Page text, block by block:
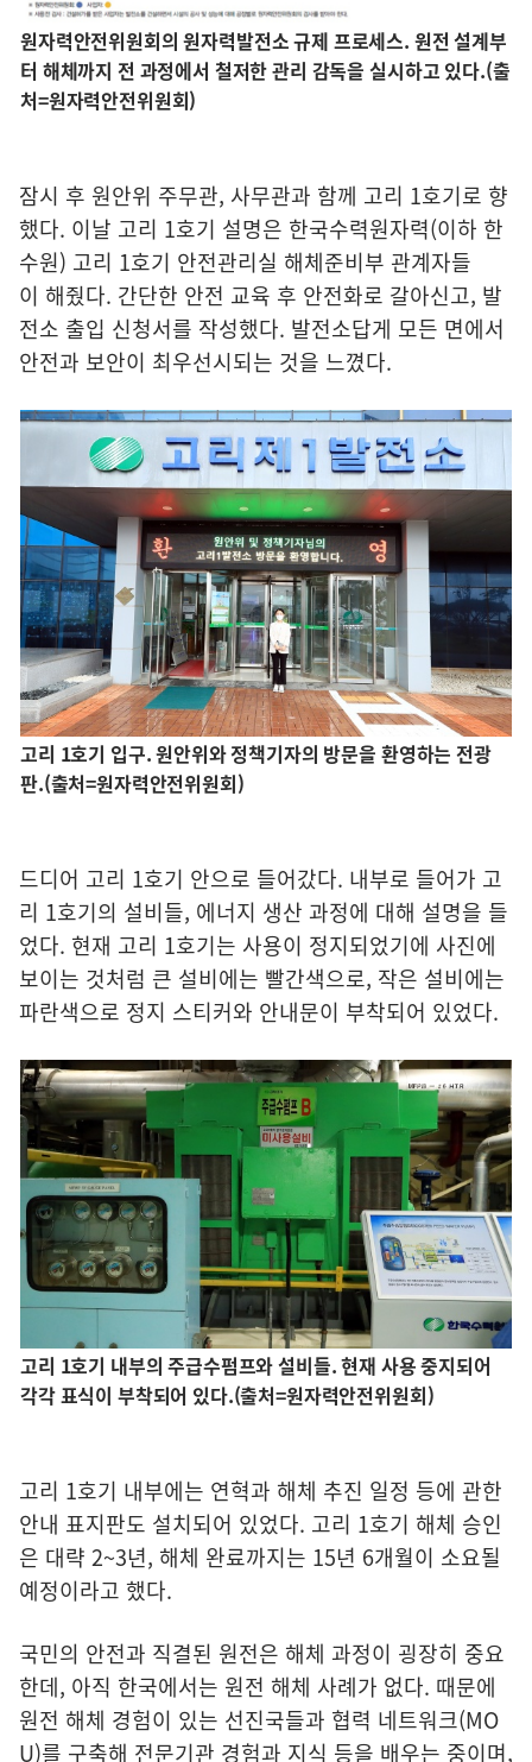
원자력안전위원회의 원자력발전소 규제 프로세스. 원전 설계부
터 해체까지 전 과정에서 철저한 관리 감독을 실시하고 있다.(출
처=원자력안전위원회)
잠시 후 원안위 주무관, 사무관과 함께 고리 1호기로 향
했다. 이날 고리 1호기 설명은 한국수력원자력(이하 한
수원) 고리 1호기 안전관리실 해체준비부 관계자들
이 해줬다. 간단한 안전 교육 후 안전화로 갈아신고, 발
전소 출입 신청서를 작성했다. 발전소답게 모든 면에서
안전과 보안이 최우선시되는 것을 느꼈다.
고리 1호기 입구. 원안위와 정책기자의 방문을 환영하는 전광
판.(출처=원자력안전위원회)
드디어 고리 1호기 안으로 들어갔다. 내부로 들어가 고
리 1호기의 설비들, 에너지 생산 과정에 대해 설명을 들
었다. 현재 고리 1호기는 사용이 정지되었기에 사진에
보이는 것처럼 큰 설비에는 빨간색으로, 작은 설비에는
파란색으로 정지 스티커와 안내문이 부착되어 있었다.
고리 1호기 내부의 주급수펌프와 설비들. 현재 사용 중지되어
각각 표식이 부착되어 있다.(출처=원자력안전위원회)
고리 1호기 내부에는 연혁과 해체 추진 일정 등에 관한
안내 표지판도 설치되어 있었다. 고리 1호기 해체 승인
은 대략 2~3년, 해체 완료까지는 15년 6개월이 소요될
예정이라고 했다.
국민의 안전과 직결된 원전은 해체 과정이 굉장히 중요
한데, 아직 한국에서는 원전 해체 사례가 없다. 때문에
원전 해체 경험이 있는 선진국들과 협력 네트워크(MO
U)를 구축해 전문기관 경험과 지식 등을 배우는 중이며,